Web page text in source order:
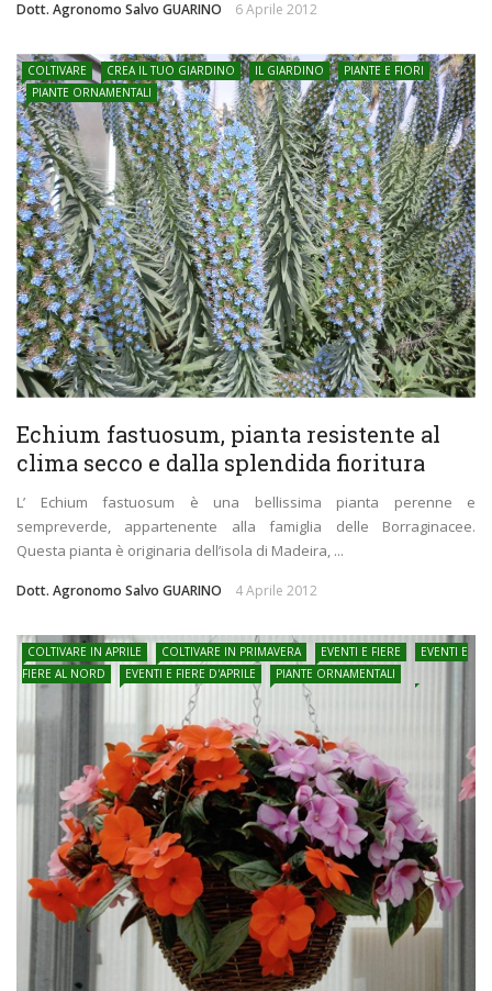
Dott. Agronomo Salvo GUARINO 6 Aprile 2012
COLTIVARE CREA IL TUO GIARDINO IL GIARDINO
PIANTE E FIORI
PIANTE ORNAMENTALI
Echium fastuosum, pianta resistente al
clima secco e dalla splendida fioritura
L’ Echium fastuosum è una bellissima pianta perenne e
sempreverde, appartenente alla famiglia delle Borraginacee.
Questa pianta è originaria dell’isola di Madeira, ...
Dott. Agronomo Salvo GUARINO 4 Aprile 2012
COLTIVARE IN APRILE COLTIVARE IN PRIMAVERA EVENTI E FIERE
EVENTI E
FIERE AL NORD
EVENTI E FIERE D'APRILE PIANTE ORNAMENTALI